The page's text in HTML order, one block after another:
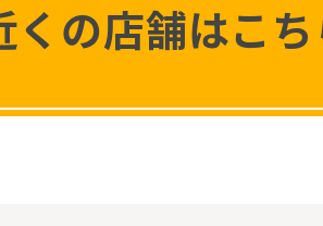
くの店舗はこ